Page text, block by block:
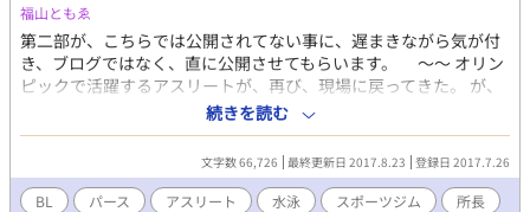
福山ともゑ
第二部が、こちらでは公開されてない事に、遅まきながら気が付
き、ブログではなく、直に公開させてもらいます。 ～～ オリン
ピックで活躍するアスリートが、再び、現場に戻ってきた。 が、
故障してしまい ―。 「気持ちはブレない」 そう言っていた主人
公、政行。 だけど、この第二部では………。
続きを読む
文字数 66,726 最終更新日 2017.8.23 登録日 2017.7.26
BL パース アスリート 水泳 スポーツジム
所長